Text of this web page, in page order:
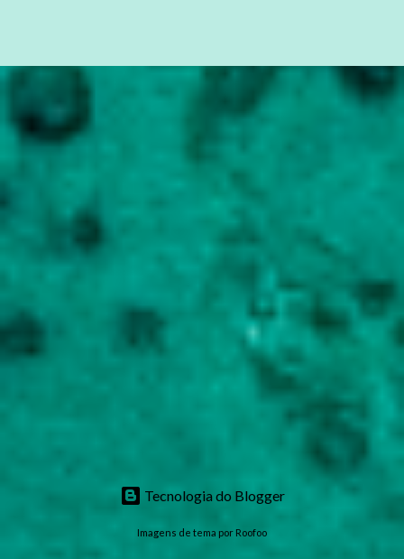
Tecnologia do Blogger
Imagens de tema por Roofoo